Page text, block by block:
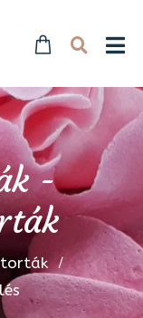
-
torták